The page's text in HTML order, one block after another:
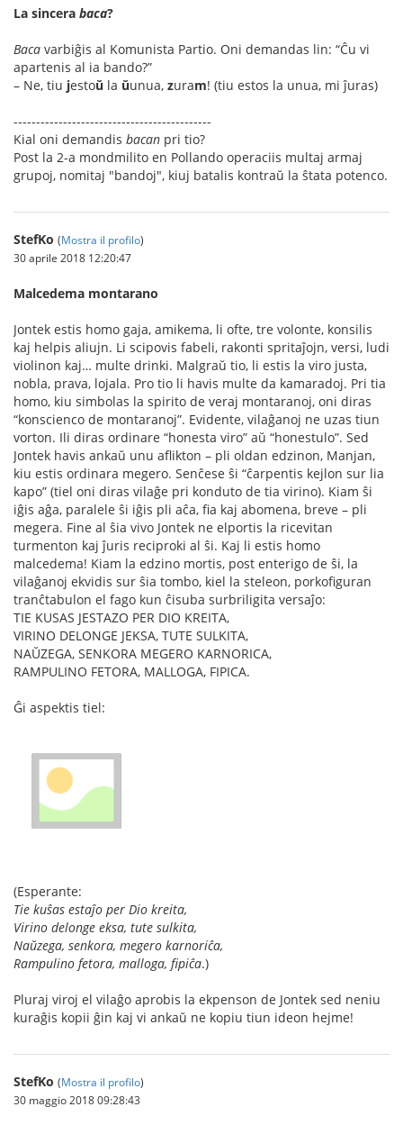
La sincera baca?
Baca varbiĝis al Komunista Partio. Oni demandas lin: “Ĉu vi
apartenis al ia bando?”
– Ne, tiu jestoŭ la ŭunua, zuram! (tiu estos la unua, mi ĵuras)
--------------------------------------------
Kial oni demandis bacan pri tio?
Post la 2-a mondmilito en Pollando operaciis multaj armaj
grupoj, nomitaj "bandoj", kiuj batalis kontraŭ la ŝtata potenco.
StefKo (Mostra il profilo)
30 aprile 2018 12:20:47
Malcedema montarano
Jontek estis homo gaja, amikema, li ofte, tre volonte, konsilis
kaj helpis aliujn. Li scipovis fabeli, rakonti spritaĵojn, versi, ludi
violinon kaj… multe drinki. Malgraŭ tio, li estis la viro justa,
nobla, prava, lojala. Pro tio li havis multe da kamaradoj. Pri tia
homo, kiu simbolas la spirito de veraj montaranoj, oni diras
“konscienco de montaranoj”. Evidente, vilaĝanoj ne uzas tiun
vorton. Ili diras ordinare “honesta viro” aŭ “honestulo”. Sed
Jontek havis ankaŭ unu aflikton – pli oldan edzinon, Manjan,
kiu estis ordinara megero. Senĉese ŝi “ĉarpentis kejlon sur lia
kapo” (tiel oni diras vilaĝe pri konduto de tia virino). Kiam ŝi
iĝis aĝa, paralele ŝi iĝis pli aĉa, fia kaj abomena, breve – pli
megera. Fine al ŝia vivo Jontek ne elportis la ricevitan
turmenton kaj ĵuris reciproki al ŝi. Kaj li estis homo
malcedema! Kiam la edzino mortis, post enterigo de ŝi, la
vilaĝanoj ekvidis sur ŝia tombo, kiel la steleon, porkofiguran
tranĉtabulon el fago kun ĉisuba surbriligita versaĵo:
TIE KUSAS JESTAZO PER DIO KREITA,
VIRINO DELONGE JEKSA, TUTE SULKITA,
NAŬZEGA, SENKORA MEGERO KARNORICA,
RAMPULINO FETORA, MALLOGA, FIPICA.
Ĝi aspektis tiel:
(Esperante:
Tie kuŝas estaĵo per Dio kreita,
Virino delonge eksa, tute sulkita,
Naŭzega, senkora, megero karnoriĉa,
Rampulino fetora, malloga, fipiĉa.)
Pluraj viroj el vilaĝo aprobis la ekpenson de Jontek sed neniu
kuraĝis kopii ĝin kaj vi ankaŭ ne kopiu tiun ideon hejme!
StefKo (Mostra il profilo)
30 maggio 2018 09:28:43